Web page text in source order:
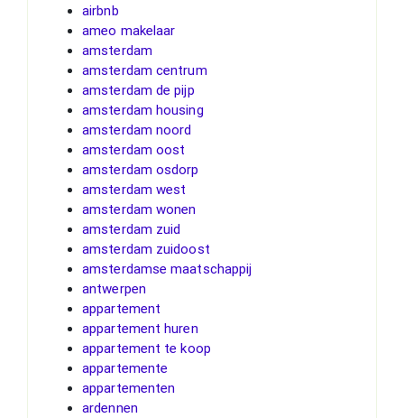
airbnb
ameo makelaar
amsterdam
amsterdam centrum
amsterdam de pijp
amsterdam housing
amsterdam noord
amsterdam oost
amsterdam osdorp
amsterdam west
amsterdam wonen
amsterdam zuid
amsterdam zuidoost
amsterdamse maatschappij
antwerpen
appartement
appartement huren
appartement te koop
appartemente
appartementen
ardennen